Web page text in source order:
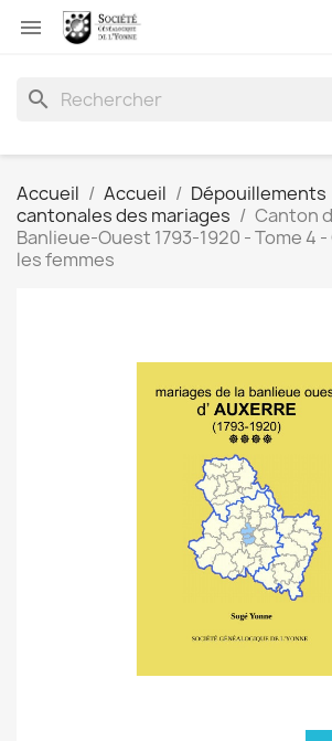

search
Accueil Accueil Dépouillements
cantonales des mariages
Canton
Banlieue-Ouest 1793-1920 - Tome 4
les femmes